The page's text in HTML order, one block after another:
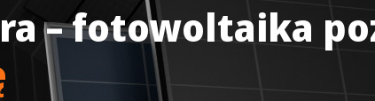
– fotowoltaika